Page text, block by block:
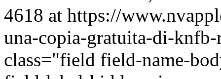
4618 at https://
una-copia-gratuita-di-
class="field field-name-